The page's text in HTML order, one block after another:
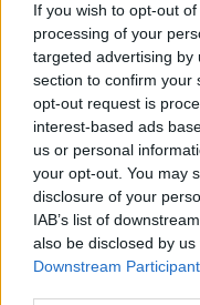
If you wish to opt-out
processing of your
targeted advertising by
section to confirm your
opt-out request is
interest-based ads
us or personal
your opt-out. You may
disclosure of your
IAB’s list of
also be disclosed by
Downstream
Mi lett Alain
csavar a
HÍREK 2026. júl. 19.
Durva vámokat
Amerika
HÍREK 6 perce